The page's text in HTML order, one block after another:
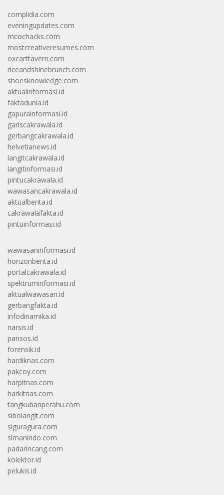
complidia.com
eveningupdates.com
mcochacks.com
mostcreativeresumes.com
oxcarttavern.com
riceandshinebrunch.com
shoesknowledge.com
aktualinformasi.id
faktadunia.id
gapurainformasi.id
gariscakrawala.id
gerbangcakrawala.id
helvetianews.id
langitcakrawala.id
langitinformasi.id
pintucakrawala.id
wawasancakrawala.id
aktualberita.id
cakrawalafakta.id
pintuinformasi.id
wawasaninformasi.id
horizonberita.id
portalcakrawala.id
spektruminformasi.id
aktualwawasan.id
gerbangfakta.id
infodinamika.id
narsis.id
pansos.id
forensik.id
hardiknas.com
pakcoy.com
harpitnas.com
harkitnas.com
tangkubanperahu.com
sibolangit.com
siguragura.com
simanindo.com
padarincang.com
kolektor.id
pelukis.id